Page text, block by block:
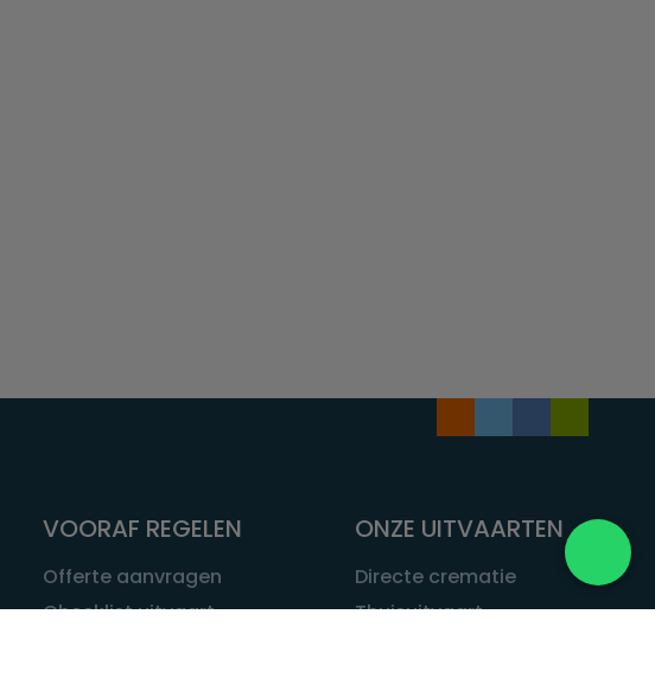
VOORAF REGELEN
Offerte aanvragen
Checklist uitvaart
ONZE UITVAARTEN
Directe crematie
Thuisuitvaart